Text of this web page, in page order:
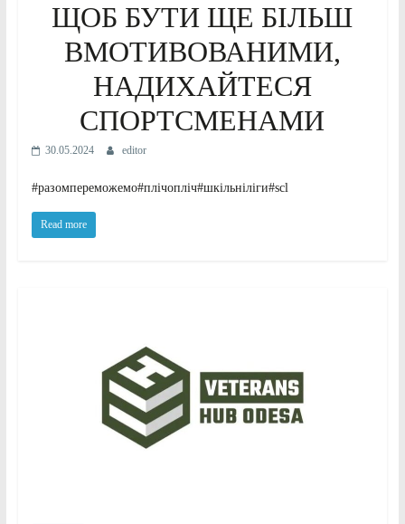
ЩОБ БУТИ ЩЕ БІЛЬШ
ВМОТИВОВАНИМИ,
НАДИХАЙТЕСЯ
СПОРТСМЕНАМИ
30.05.2024 editor
#разомпереможемо#плічопліч#шкільніліги#scl
Read more